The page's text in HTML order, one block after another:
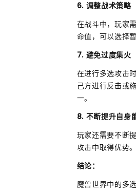
6. 调整战术策略
在战斗中，玩家
命值，可以选择
7. 避免过度集火
在进行多选攻击
己方进行反击或
一。
8. 不断提升自身
玩家还需要不断
攻击中取得优势
结论：
魔兽世界中的多